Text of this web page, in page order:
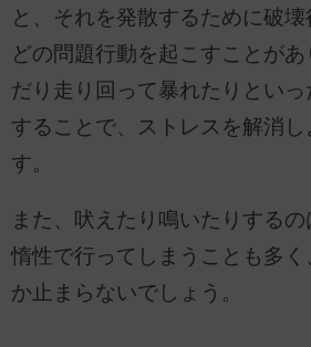
と、それを発散するために破
どの問題行動を起こすことが
だり走り回って暴れたりとい
することで、ストレスを解消
す。
また、吠えたり鳴いたりする
惰性で行ってしまうことも多
か止まらないでしょう。